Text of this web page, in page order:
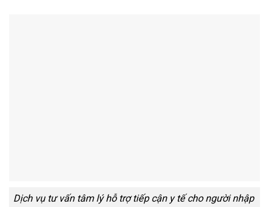
Dịch vụ tư vấn tâm lý hỗ trợ tiếp cận y tế cho người nhập